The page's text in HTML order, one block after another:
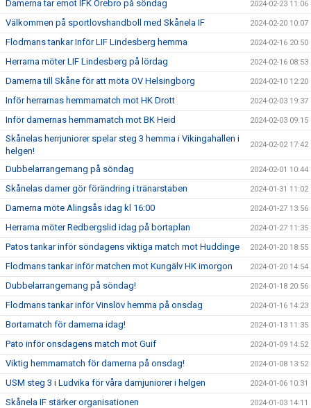
Damerna tar emot IFK Örebro på söndag 2024-02-23 11:06
Välkommen på sportlovshandboll med Skånela IF 2024-02-20 10:07
Flodmans tankar Inför LIF Lindesberg hemma 2024-02-16 20:50
Herrarna möter LIF Lindesberg på lördag 2024-02-16 08:53
Damerna till Skåne för att möta OV Helsingborg 2024-02-10 12:20
Inför herrarnas hemmamatch mot HK Drott 2024-02-03 19:37
Inför damernas hemmamatch mot BK Heid 2024-02-03 09:15
Skånelas herrjuniorer spelar steg 3 hemma i Vikingahallen i
helgen!
2024-02-02 17:42
Dubbelarrangemang på söndag 2024-02-01 10:44
Skånelas damer gör förändring i tränarstaben 2024-01-31 11:02
Damerna möte Alingsås idag kl 16:00 2024-01-27 13:56
Herrarna möter Redbergslid idag på bortaplan 2024-01-27 11:35
Patos tankar inför söndagens viktiga match mot Huddinge 2024-01-20 18:55
Flodmans tankar inför matchen mot Kungälv HK imorgon 2024-01-20 14:54
Dubbelarrangemang på söndag! 2024-01-18 20:56
Flodmans tankar inför Vinslöv hemma på onsdag 2024-01-16 14:23
Bortamatch för damerna idag! 2024-01-13 11:35
Pato inför onsdagens match mot Guif 2024-01-09 14:52
Viktig hemmamatch för damerna på onsdag! 2024-01-08 13:52
USM steg 3 i Ludvika för våra damjuniorer i helgen 2024-01-06 10:31
Skånela IF stärker organisationen 2024-01-03 14:11